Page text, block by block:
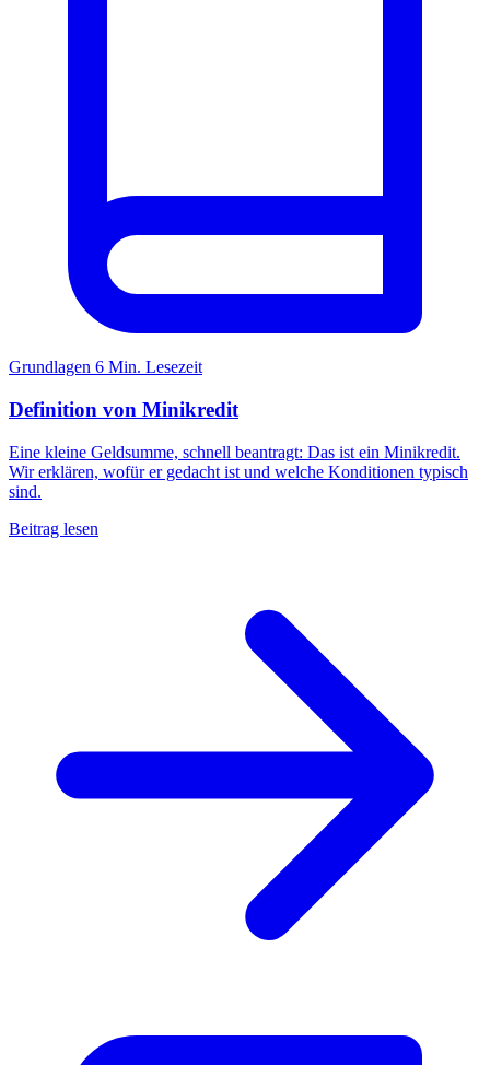
Grundlagen 6 Min. Lesezeit
Definition von Minikredit
Eine kleine Geldsumme, schnell beantragt: Das ist ein Minikredit.
Wir erklären, wofür er gedacht ist und welche Konditionen typisch
sind.
Beitrag lesen